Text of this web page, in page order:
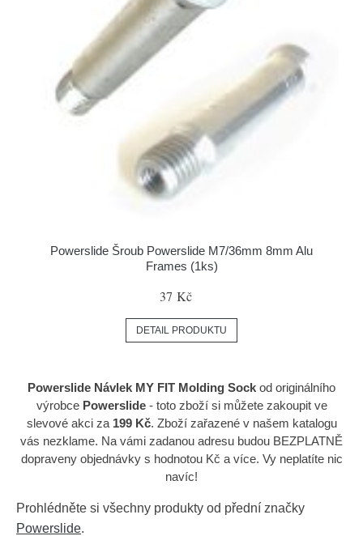
Powerslide Šroub Powerslide M7/36mm 8mm Alu
Frames (1ks)
37 Kč
DETAIL PRODUKTU
Powerslide Návlek MY FIT Molding Sock od originálního
výrobcePowerslide- toto zboží si můžete zakoupit ve
slevové akci za 199 Kč. Zboží zařazené v našem katalogu
vás nezklame. Na vámi zadanou adresu budou BEZPLATNĚ
dopraveny objednávky s hodnotou Kč a více. Vy neplatíte nic
navíc!
Prohlédněte si všechny produkty od přední značky
Powerslide.